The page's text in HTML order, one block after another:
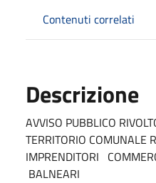
Contenuti correlati
Descrizione
AVVISO PUBBLICO
TERRITORIO COMUNALE
IMPRENDITORI
BALNEARI